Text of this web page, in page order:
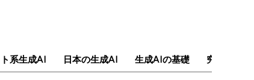
系生成AI 日本の生成AI 生成AIの基礎 究極のAI